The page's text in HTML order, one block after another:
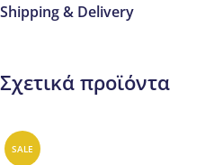
Shipping & Delivery
Σχετικά προϊόντα
SALE